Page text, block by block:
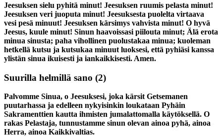
Jeesuksen sielu pyhitä minut! Jeesuksen ruumis pelasta minut!
Jeesuksen veri juoputa minut! Jeesuksesta puolelta virtaava
vesi pesä minuut! Jeesuksen kärsimys vahvista minut! O hyvä
Jeesus, kuule minut! Sinun haavoissasi piilouta minut; Älä erota
minua sinusta; paha vihollinen puolustakaa minua; kuoleman
hetkellä kutsu ja kutsukaa minuut luoksesi, että pyhiäsi kanssa
ylistän sinua ikuisesti ja iankaikkisesti. Amen.
Suurilla helmillä sano (2)
Palvomme Sinua, o Jeesuksesi, joka kärsit Getsemanen
puutarhassa ja edelleen nykyisinkin loukataan Pyhäin
Sakramenttien kautta ihmisten jumalattomalla käytöksellä. O
rakas Pelastaja, tunnustamme sinun olevan ainoa pyhä, ainoa
Herra, ainoa Kaikkivaltias.